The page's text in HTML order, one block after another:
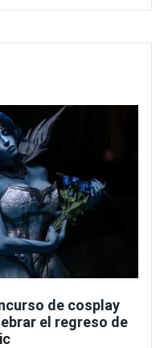
de cosplay
el regreso de